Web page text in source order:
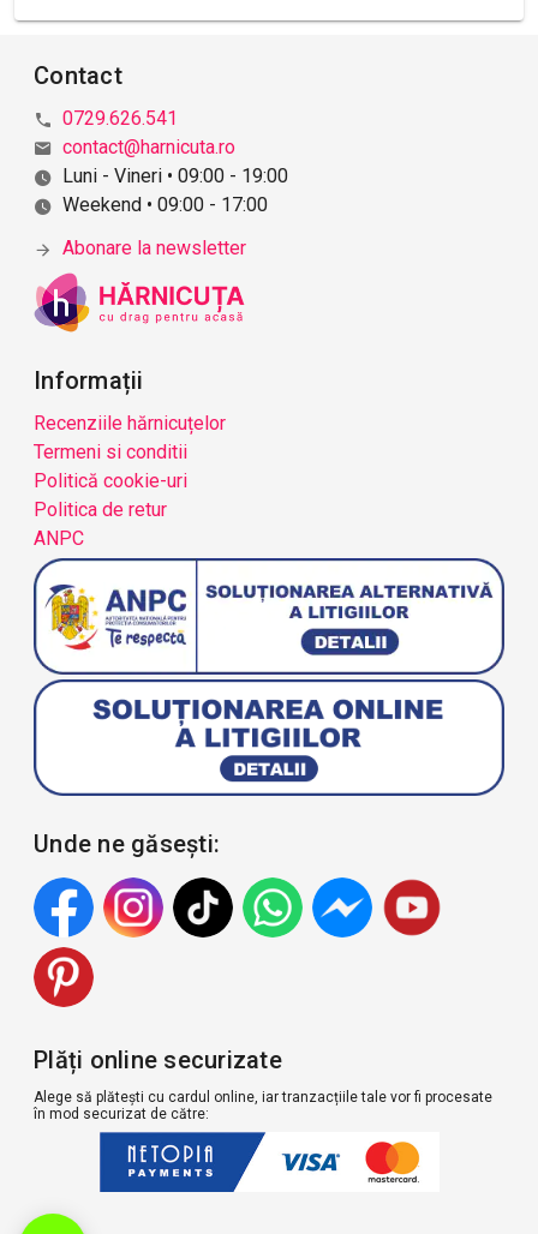
Contact
0729.626.541
contact@harnicuta.ro
Luni - Vineri • 09:00 - 19:00
Weekend • 09:00 - 17:00
Abonare la newsletter
Informații
Recenziile hărnicuțelor
Termeni si conditii
Politică cookie-uri
Politica de retur
ANPC
Unde ne găsești:
Plăți online securizate
Alege să plătești cu cardul online, iar tranzacțiile tale vor fi procesate
în mod securizat de către: